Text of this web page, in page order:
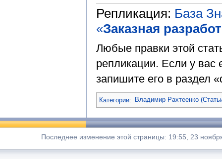
Репликация: База
«Заказная
Любые правки этой
репликации. Если у вас
запишите его в раздел
Категории: Владимир Рахтеенко
Последнее изменение этой страницы: 19:55, 23